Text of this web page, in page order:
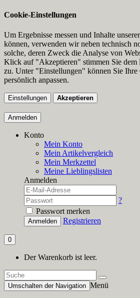
Cookie-Einstellungen
Um Ergebnisse messen und Inhalte
können, verwenden wir neben technisch
solche, deren Zweck die Analyse von
Klick auf "Akzeptieren" stimmen Sie dem
zu. Unter "Einstellungen" können Sie Ihre
persönlich anpassen.
Einstellungen Akzeptieren
Anmelden
Konto
Mein Konto
Mein Artikelvergleich
Mein Merkzettel
Meine Lieblingslisten
Anmelden
?
Passwort merken
Anmelden Registrieren
0
Der Warenkorb ist leer.
Umschalten der Navigation Menü